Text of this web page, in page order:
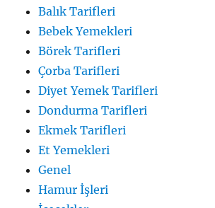
Balık Tarifleri
Bebek Yemekleri
Börek Tarifleri
Çorba Tarifleri
Diyet Yemek Tarifleri
Dondurma Tarifleri
Ekmek Tarifleri
Et Yemekleri
Genel
Hamur İşleri